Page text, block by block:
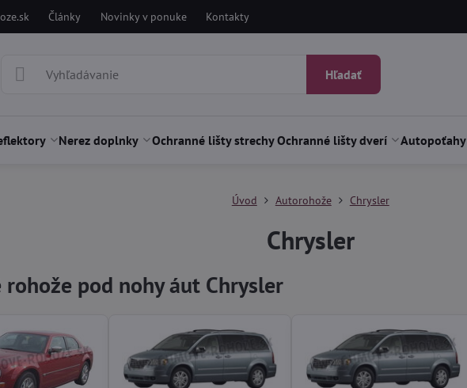
Články Novinky v ponuke Kontakty
Hľadať
Nerez doplnky Ochranné lišty strechyOchranné lišty dverí Autopoťahy
Úvod Autorohože Chrysler
Chrysler
rohože pod nohy áut Chrysler